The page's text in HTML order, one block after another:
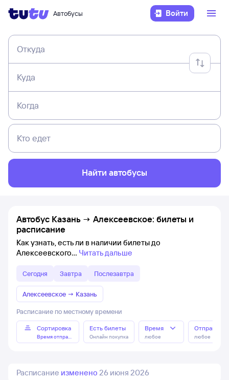
Автобусы Войти
Откуда
Куда
Когда
Кто едет
Найти автобусы
Автобус Казань → Алексеевское: билеты и
расписание
Как узнать, есть ли в наличии билеты до
Алексеевского
Читать дальше
Сегодня Завтра Послезавтра
Алексеевское → Казань
Расписание по местному времени
Сортировка
Время отправления
Есть билеты
Онлайн покупка
Время
любое любое
Расписание изменено 26 июня 2026